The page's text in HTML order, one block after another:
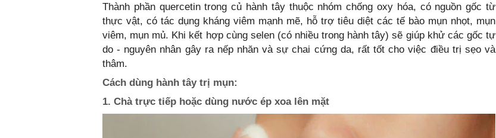
Thành phần quercetin trong củ hành tây thuộc nhóm chống oxy hóa, có nguồn gốc từ
thực vật, có tác dụng kháng viêm mạnh mẽ, hỗ trợ tiêu diệt các tế bào mụn nhọt, mụn
viêm, mụn mủ. Khi kết hợp cùng selen (có nhiều trong hành tây) sẽ giúp khử các gốc tự
do - nguyên nhân gây ra nếp nhăn và sự chai cứng da, rất tốt cho việc điều trị sẹo và
thâm.
Cách dùng hành tây trị mụn:
1. Chà trực tiếp hoặc dùng nước ép xoa lên mặt